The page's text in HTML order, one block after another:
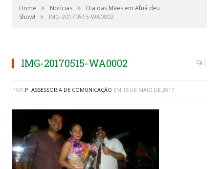
Home » Notícias »
Dia das Mães em Afuá deu
Show!
» IMG-20170515-WA0002
IMG-20170515-WA0002 0
POR P: ASSESSORIA DE COMUNICAÇÃO EM 15 DE MAIO DE 2017